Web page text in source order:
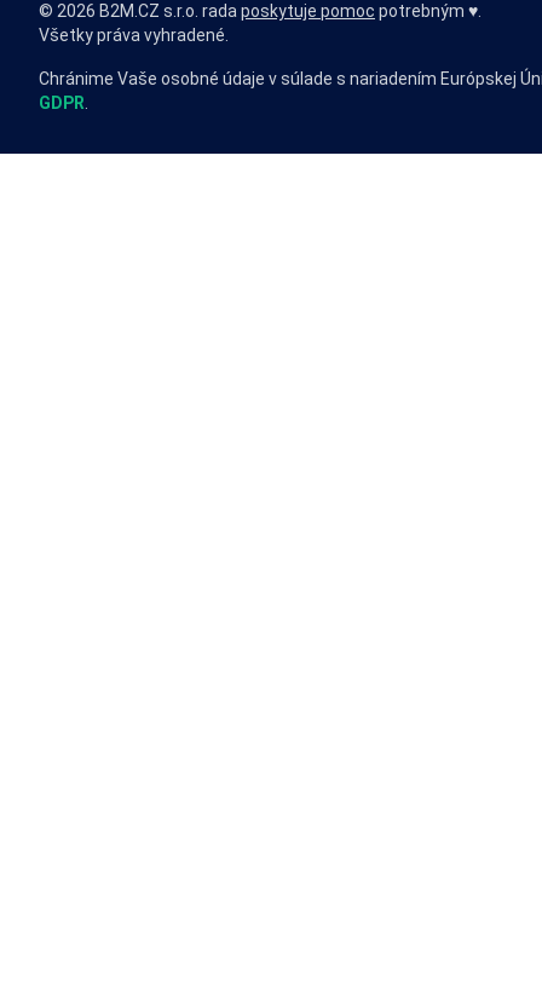
© 2026 B2M.CZ s.r.o. rada poskytuje pomoc potrebným ♥️.
Všetky práva vyhradené.
Chránime Vaše osobné údaje v súlade s nariadením Európskej
GDPR